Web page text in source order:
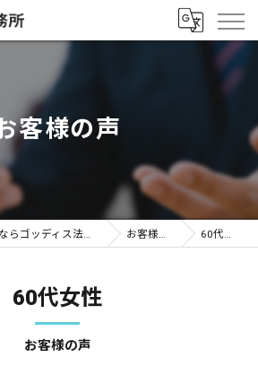
客様の声
東京都新宿の弁護士ならゴッディス法律事務所 お客様の声 60代女性
お客様の声
60代女性